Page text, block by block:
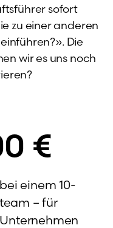
sofort
zu einer anderen
Die
wir es uns noch
€
einem 10-
– für